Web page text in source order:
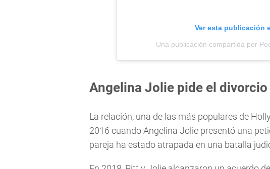
Ver esta publicación
Una publicación compartida por
Angelina Jolie pide el divorcio
La relación, una de las más populares de
2016 cuando Angelina Jolie presentó una
pareja ha estado atrapada en una batalla